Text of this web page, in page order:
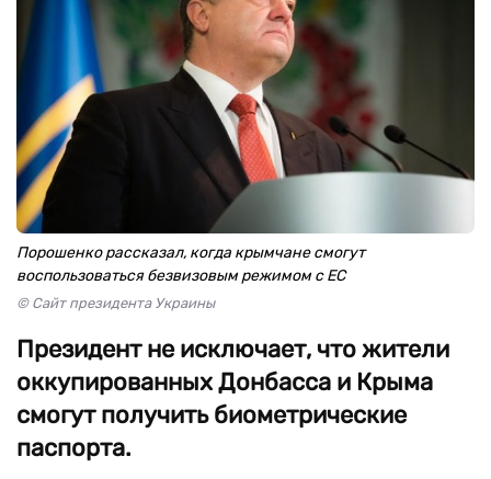
Порошенко рассказал, когда крымчане смогут
воспользоваться безвизовым режимом с ЕС
© Сайт президента Украины
Президент не исключает, что жители
оккупированных Донбасса и Крыма
смогут получить биометрические
паспорта.